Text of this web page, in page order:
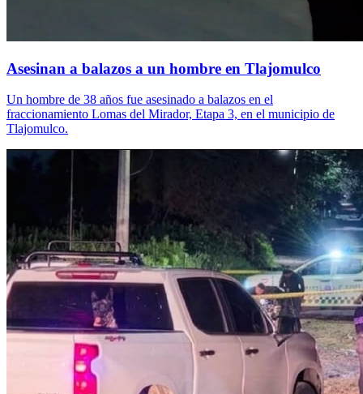
Asesinan a balazos a un hombre en Tlajomulco
Un hombre de 38 años fue asesinado a balazos en el
fraccionamiento Lomas del Mirador, Etapa 3, en el municipio de
Tlajomulco.